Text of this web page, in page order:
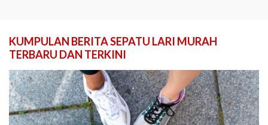
KUMPULAN BERITA SEPATU LARI MURAH
TERBARU DAN TERKINI